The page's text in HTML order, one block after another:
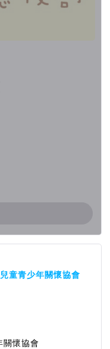
童青少年關懷協會
關懷協會